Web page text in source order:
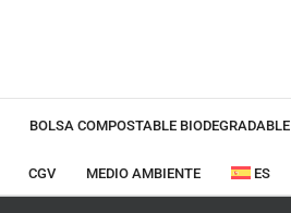
BOLSA COMPOSTABLE BIODEGRADABLE
CGV MEDIO AMBIENTE ES